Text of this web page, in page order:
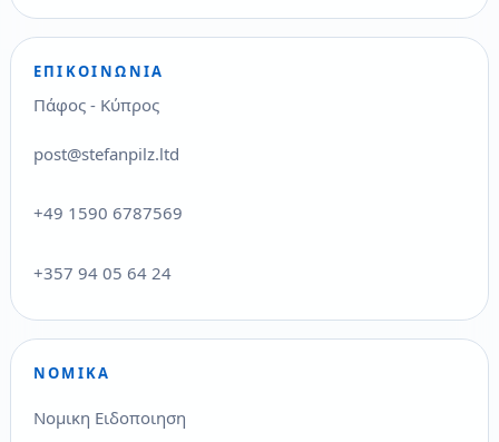
ΕΠΙΚΟΙΝΩΝΊΑ
Πάφος - Κύπρος
post@stefanpilz.ltd
+49 1590 6787569
+357 94 05 64 24
ΝΟΜΙΚΆ
Νομικη Ειδοποιηση